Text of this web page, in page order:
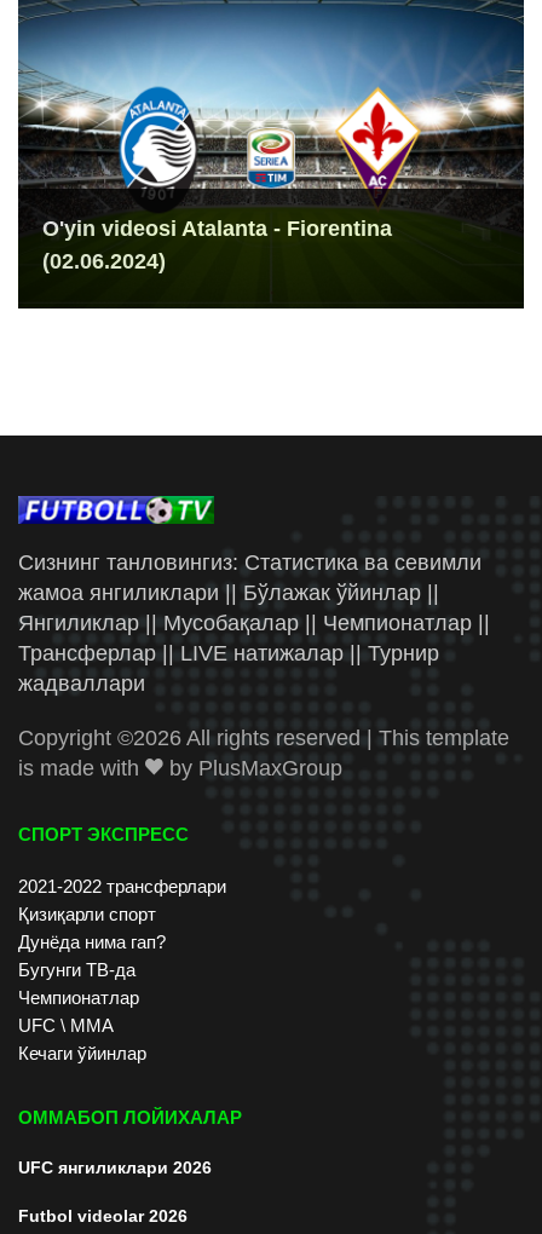
O'yin videosi Atalanta - Fiorentina
(02.06.2024)
Сизнинг танловингиз: Статистика ва севимли
жамоа янгиликлари || Бўлажак ўйинлар ||
Янгиликлар || Мусобақалар || Чемпионатлар ||
Трансферлар || LIVE натижалар || Турнир
жадваллари
Copyright ©2026 All rights reserved | This template
is made with
by PlusMaxGroup
СПОРТ ЭКСПРЕСС
2021-2022 трансферлари
Қизиқарли спорт
Дунёда нима гап?
Бугунги ТВ-да
Чемпионатлар
UFC \ ММА
Кечаги ўйинлар
ОММАБОП ЛОЙИХАЛАР
UFC янгиликлари 2026
Futbol videolar 2026